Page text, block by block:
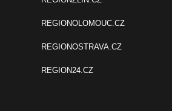
REGIONOLOMOUC.CZ
REGIONOSTRAVA.CZ
REGION24.CZ